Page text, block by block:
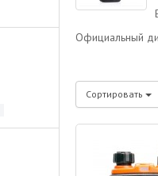
Официальный
Сортировать